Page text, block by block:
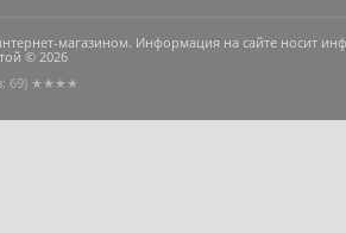
магазином. Информация на сайте носит
© 2026
69) ★★★★